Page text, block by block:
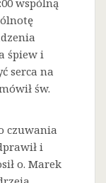
wspólną
śpiew i
serca na
św.
czuwania
i
o. Marek